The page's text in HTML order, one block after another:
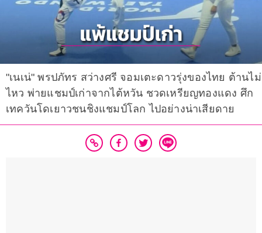
"เนเน่" พรปภัทร สว่างศรี จอมเตะดาวรุ่งของไทย ต้านไม่
ไหว พ่ายแชมป์เก่าจากไต้หวัน ชวดเหรียญทองแดง ศึก
เทควันโดเยาวชนชิงแชมป์โลก ไปอย่างน่าเสียดาย